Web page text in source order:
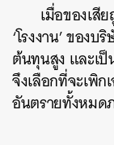
เมื่อของเสี
‘โรงงาน’ ของ
ต้นทุนสูง และเ
จึงเลือกที่จะเพิ
อันตรายทั้งหมด